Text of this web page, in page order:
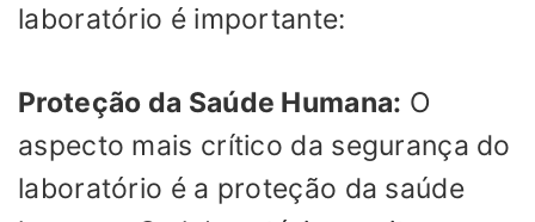
laboratório é importante:
Proteção da Saúde Humana: O
aspecto mais crítico da segurança do
laboratório é a proteção da saúde